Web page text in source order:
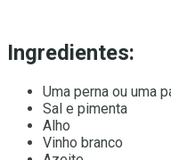
Ingredientes:
Uma perna ou uma
Sal e pimenta
Alho
Vinho branco